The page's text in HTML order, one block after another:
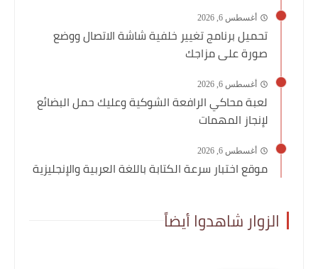
أغسطس 6, 2026
تحميل برنامج تغيير خلفية شاشة الاتصال ووضع
صورة على مزاجك
أغسطس 6, 2026
لعبة محاكي الرافعة الشوكية وعليك حمل البضائع
لإنجاز المهمات
أغسطس 6, 2026
موقع اختبار سرعة الكتابة باللغة العربية والإنجليزية
الزوار شاهدوا أيضاً